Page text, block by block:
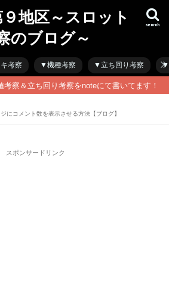
地区～スロット
のブログ～
search
考察 ▼機種考察 ▼立ち回り考察 ▼
考察＆立ち回り考察をnoteにて書いてます！
にコメント数を表示させる方法【ブログ】
スポンサードリンク